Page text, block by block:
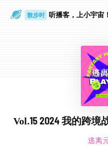
散步时 听播客，上小宇宙！
Vol.15 2024 我的跨
逃离